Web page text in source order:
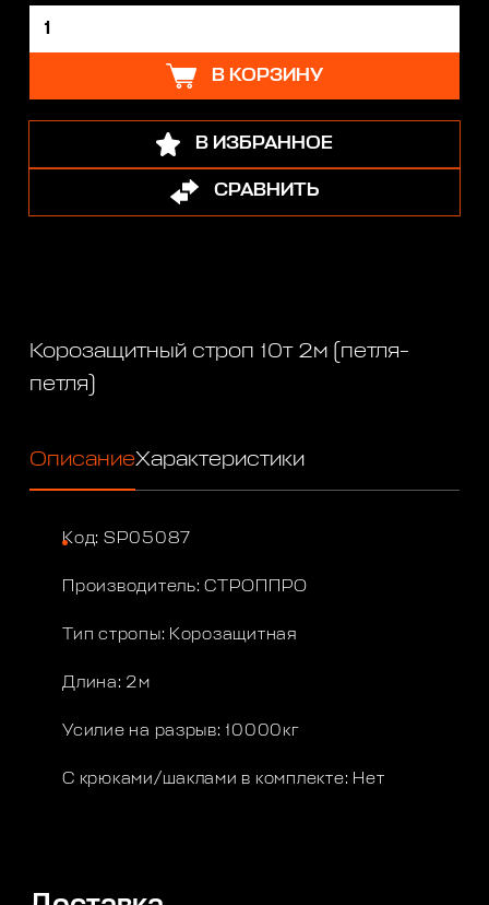
В КОРЗИНУ
В ИЗБРАННОЕ
СРАВНИТЬ
Корозащитный строп 10т 2м (петля-
петля)
ОписаниеХарактеристики
Код: SP05087
Производитель: СТРОППРО
Тип стропы: Корозащитная
Длина: 2м
Усилие на разрыв: 10000кг
С крюками/шаклами в комплекте: Нет